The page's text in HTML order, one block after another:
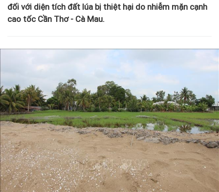
đối với diện tích đất lúa bị thiệt hại do nhiễm mặn cạnh
cao tốc Cần Thơ - Cà Mau.